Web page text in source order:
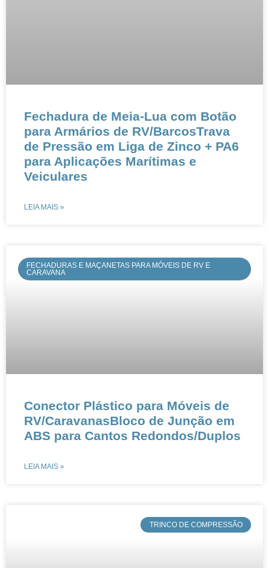
Fechadura de Meia-Lua com Botão
para Armários de RV/BarcosTrava
de Pressão em Liga de Zinco + PA6
para Aplicações Marítimas e
Veiculares
LEIA MAIS »
FECHADURAS E MAÇANETAS PARA MÓVEIS DE RV E
CARAVANA
Conector Plástico para Móveis de
RV/CaravanasBloco de Junção em
ABS para Cantos Redondos/Duplos
LEIA MAIS »
​TRINCO DE COMPRESSÃO